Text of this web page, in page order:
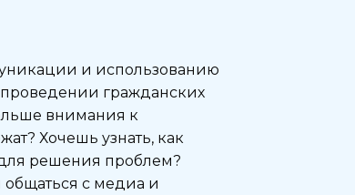
и использованию
гражданских
внимания к
Хочешь узнать, как
решения проблем?
с медиа и